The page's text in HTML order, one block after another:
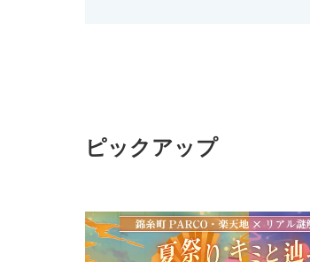
ピックアップ